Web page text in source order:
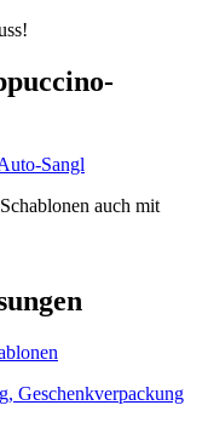
auch mit
Geschenkverpackung